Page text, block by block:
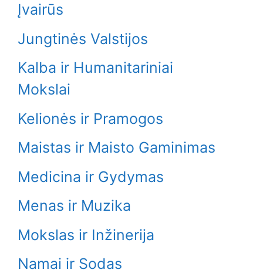
Įvairūs
Jungtinės Valstijos
Kalba ir Humanitariniai
Mokslai
Kelionės ir Pramogos
Maistas ir Maisto Gaminimas
Medicina ir Gydymas
Menas ir Muzika
Mokslas ir Inžinerija
Namai ir Sodas